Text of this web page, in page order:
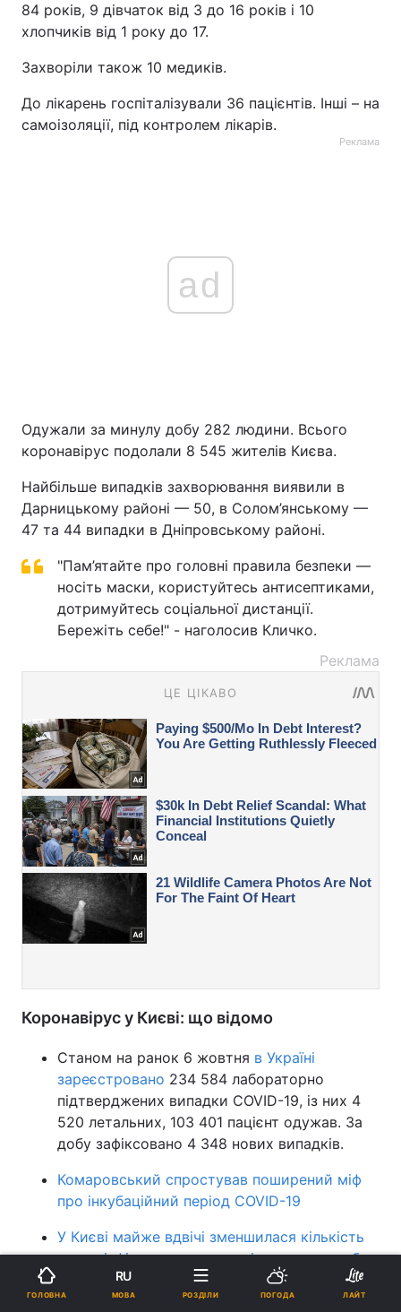
84 рокiв, 9 дівчаток від 3 до 16 років і 10
хлопчиків від 1 року до 17.
Захворіли також 10 медиків.
До лікарень госпіталізували 36 пацієнтів. Інші – на
самоізоляції, під контролем лікарів.
Реклама
ad
Одужали за минулу добу 282 людини. Всього
коронавірус подолали 8 545 жителів Києва.
Найбільше випадків захворювання виявили в
Дарницькому районі — 50, в Солом’янському —
47 та 44 випадки в Дніпровському районі.
"Пам’ятайте про головні правила безпеки —
носіть маски, користуйтесь антисептиками,
дотримуйтесь соціальної дистанції.
Бережіть себе!" - наголосив Кличко.
Реклама
Коронавірус у Києві: що відомо
Станом на ранок 6 жовтня в Україні
зареєстровано 234 584 лабораторно
підтверджених випадки COVID-19, із них 4
520 летальних, 103 401 пацієнт одужав. За
добу зафіксовано 4 348 нових випадків.
Комаровський спростував поширений міф
про інкубаційний період COVID-19
У Києві майже вдвічі зменшилася кількість
нових інфікованих коронавірусом - за добу
COVID-19 виявили у 286 людей
ГОЛОВНА
RU
МОВА РОЗДІЛИ ПОГОДА ЛАЙТ